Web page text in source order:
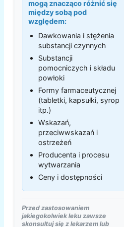
mogą znacząco różnić się
między sobą pod
względem:
Dawkowania i stężenia
substancji czynnych
Substancji
pomocniczych i składu
powłoki
Formy farmaceutycznej
(tabletki, kapsułki, syrop
itp.)
Wskazań,
przeciwwskazań i
ostrzeżeń
Producenta i procesu
wytwarzania
Ceny i dostępności
Przed zastosowaniem
jakiegokolwiek leku zawsze
skonsultuj się z lekarzem lub